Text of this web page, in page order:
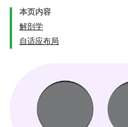
本页内容
解剖学
自适应布局